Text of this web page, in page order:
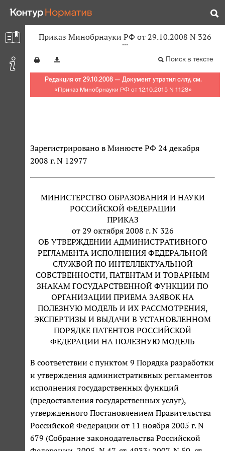
Приказ Минобрнауки РФ от 29.10.2008 N 326
Поиск в тексте
Редакция от 29.10.2008 — Документ утратил силу, см.
«Приказ Минобрнауки РФ от 12.10.2015 N 1128»
Зарегистрировано в Минюсте РФ 24 декабря
2008 г. N 12977
МИНИСТЕРСТВО ОБРАЗОВАНИЯ И НАУКИ
РОССИЙСКОЙ ФЕДЕРАЦИИ
ПРИКАЗ
от 29 октября 2008 г. N 326
ОБ УТВЕРЖДЕНИИ АДМИНИСТРАТИВНОГО
РЕГЛАМЕНТА ИСПОЛНЕНИЯ ФЕДЕРАЛЬНОЙ
СЛУЖБОЙ ПО ИНТЕЛЛЕКТУАЛЬНОЙ
СОБСТВЕННОСТИ, ПАТЕНТАМ И ТОВАРНЫМ
ЗНАКАМ ГОСУДАРСТВЕННОЙ ФУНКЦИИ ПО
ОРГАНИЗАЦИИ ПРИЕМА ЗАЯВОК НА
ПОЛЕЗНУЮ МОДЕЛЬ И ИХ РАССМОТРЕНИЯ,
ЭКСПЕРТИЗЫ И ВЫДАЧИ В УСТАНОВЛЕННОМ
ПОРЯДКЕ ПАТЕНТОВ РОССИЙСКОЙ
ФЕДЕРАЦИИ НА ПОЛЕЗНУЮ МОДЕЛЬ
В соответствии с пунктом 9 Порядка разработки
и утверждения административных регламентов
исполнения государственных функций
(предоставления государственных услуг),
утвержденного Постановлением Правительства
Российской Федерации от 11 ноября 2005 г. N
679 (Собрание законодательства Российской